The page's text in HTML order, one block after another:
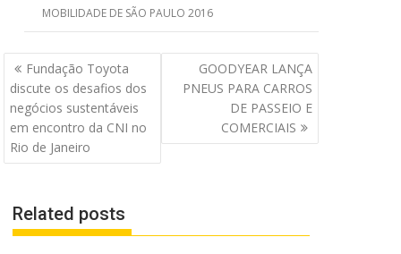
MOBILIDADE DE SÃO PAULO 2016
Navegação
de
Post
Fundação Toyota
discute os desafios dos
negócios sustentáveis
em encontro da CNI no
Rio de Janeiro
GOODYEAR LANÇA
PNEUS PARA CARROS
DE PASSEIO E
COMERCIAIS
Related posts